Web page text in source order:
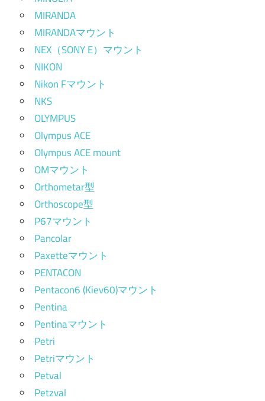
MIRANDA
MIRANDAマウント
NEX（SONY E）マウント
NIKON
Nikon Fマウント
NKS
OLYMPUS
Olympus ACE
Olympus ACE mount
OMマウント
Orthometar型
Orthoscope型
P67マウント
Pancolar
Paxetteマウント
PENTACON
Pentacon6 (Kiev60)マウント
Pentina
Pentinaマウント
Petri
Petriマウント
Petval
Petzval